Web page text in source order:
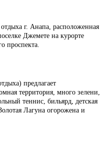
г. Анапа, расположенная
Джемете на курорте
проспекта.
предлагает
территория, много зелени,
теннис, бильярд, детская
Лагуна огорожена и